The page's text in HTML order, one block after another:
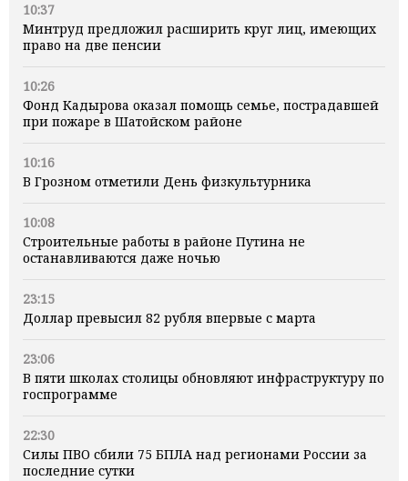
10:37
Минтруд предложил расширить круг лиц, имеющих
право на две пенсии
10:26
Фонд Кадырова оказал помощь семье, пострадавшей
при пожаре в Шатойском районе
10:16
В Грозном отметили День физкультурника
10:08
Строительные работы в районе Путина не
останавливаются даже ночью
23:15
Доллар превысил 82 рубля впервые с марта
23:06
В пяти школах столицы обновляют инфраструктуру по
госпрограмме
22:30
Силы ПВО сбили 75 БПЛА над регионами России за
последние сутки